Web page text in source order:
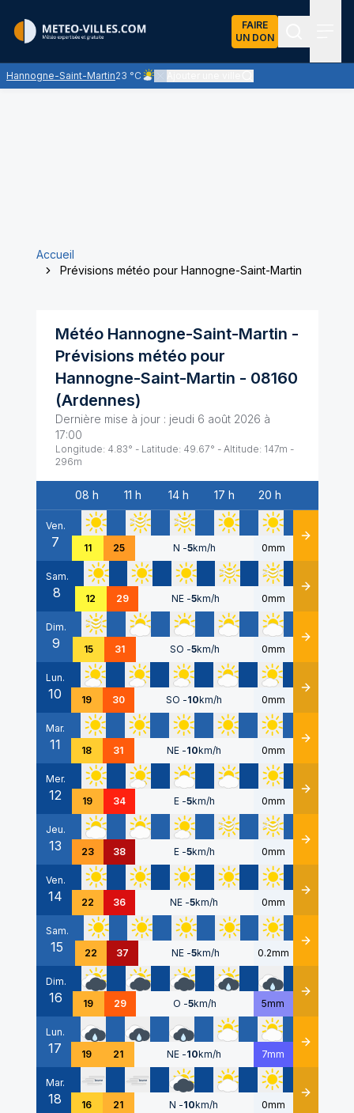
FAIRE
UN DON
Hannogne-Saint-Martin23 °C
Ciel peu nuageux - le soleil domine
Accueil
Prévisions météo pour Hannogne-Saint-Martin
Météo Hannogne-Saint-Martin -
Prévisions météo pour
Hannogne-Saint-Martin - 08160
(Ardennes)
Dernière mise à jour : jeudi 6 août 2026 à
17:00
Longitude: 4.83° - Latitude: 49.67° - Altitude: 147m -
296m
Date
08 h 11 h 14 h 17 h 20 h
Ven.
7 11 25 N -5km/h 0mm Détails
Sam.
8 12 29 NE -5km/h 0mm Détails
Dim.
9 15 31 SO -5km/h 0mm Détails
Lun.
10 19 30 SO -10km/h 0mm Détails
Mar.
11 18 31 NE -10km/h 0mm Détails
Mer.
12 19 34 E -5km/h 0mm Détails
Jeu.
13 23 38 E -5km/h 0mm Détails
Ven.
14 22 36 NE -5km/h 0mm Détails
Sam.
15 22 37 NE -5km/h 0.2mm Détails
Dim.
16 19 29 O -5km/h 5mm Détails
Lun.
17 19 21 NE -10km/h 7mm Détails
Mar.
18 16 21 N -10km/h 0mm Détails